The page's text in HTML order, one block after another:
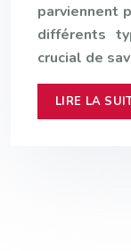
parviennent
différents
crucial de
LIRE LA